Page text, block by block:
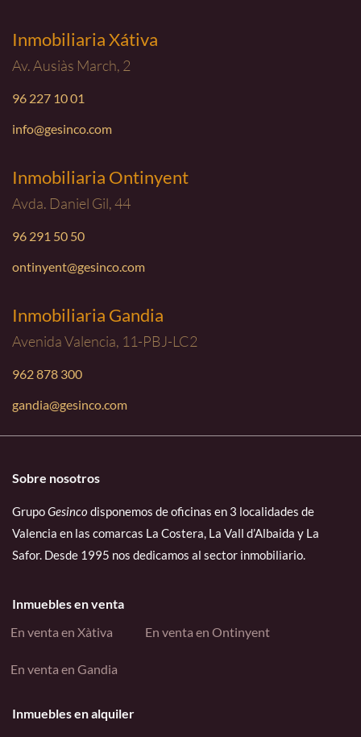
Inmobiliaria Xátiva
Av. Ausiàs March, 2
96 227 10 01
info@gesinco.com
Inmobiliaria Ontinyent
Avda. Daniel Gil, 44
96 291 50 50
ontinyent@gesinco.com
Inmobiliaria Gandia
Avenida Valencia, 11-PBJ-LC2
962 878 300
gandia@gesinco.com
Sobre nosotros
GrupoGesinco disponemos de oficinas en 3 localidades de
Valencia en las comarcas La Costera, La Vall d’Albaida y La
Safor. Desde 1995 nos dedicamos al sector inmobiliario.
Inmuebles en venta
En venta en Xàtiva
En venta en Ontinyent
En venta en Gandia
Inmuebles en alquiler